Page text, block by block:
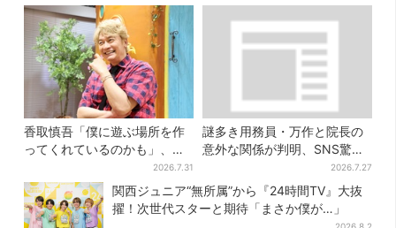
香取慎吾「僕に遊ぶ場所を作
ってくれているのかも」、異
色バラエティ『しんごの芽』
で感じた読売テレビの“パンク
精神”
2026.7.31
謎多き用務員・万作と院長の
意外な関係が判明、SNS驚き
2026.7.27
関西ジュニア“無所属”から『24時間TV』大抜
擢！次世代スターと期待「まさか僕が…」